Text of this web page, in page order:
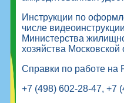
Инструкции по
числе
Министерства
хозяйства Московской
Справки по работе
+7 (498) 602-28-47, +7